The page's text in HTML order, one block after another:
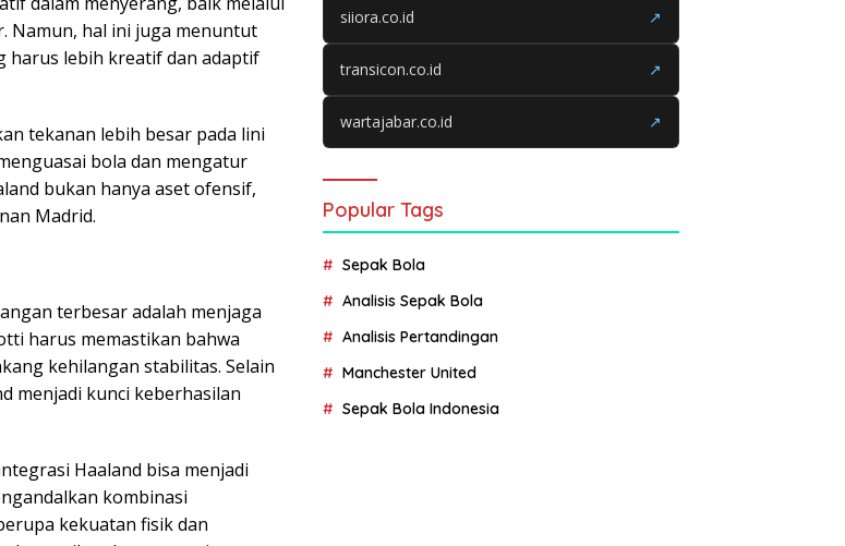
Namun, hal ini juga menuntut
harus lebih kreatif dan adaptif
tekanan lebih besar pada lini
bola dan mengatur
bukan hanya aset ofensif,
Madrid.
terbesar adalah menjaga
harus memastikan bahwa
kehilangan stabilitas. Selain
menjadi kunci keberhasilan
Haaland bisa menjadi
kombinasi
kekuatan fisik dan
siiora.co.id ↗
transicon.co.id ↗
wartajabar.co.id ↗
Popular Tags
Sepak Bola
Analisis Sepak Bola
Analisis Pertandingan
Manchester United
Sepak Bola Indonesia